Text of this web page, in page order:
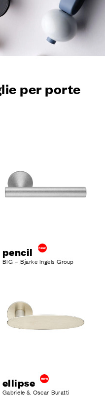
per porte
pencil new
BIG – Bjarke Ingels Group
ellipse new
Gabriele & Oscar Buratti